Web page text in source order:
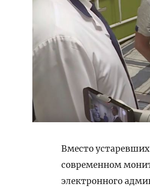
Вместо
современном
электронного